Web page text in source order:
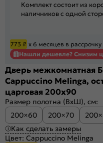
Комплект состоит из
наличников с одной
773 ₽ х 6 месяцев в рассрочку
Нашли дешевле? Снизим
Дверь межкомнатная
Cappuccino Melinga,
царговая 200x90
Размер полотна (ВхШ), см:
200×60
200×70
Как сделать замеры
Цвет: Cappuccino Melinga